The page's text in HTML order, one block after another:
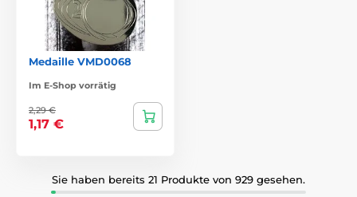
Medaille VMD0068
Im E-Shop vorrätig
2,29 €
1,17 €
Sie haben bereits 21 Produkte von 929 gesehen.